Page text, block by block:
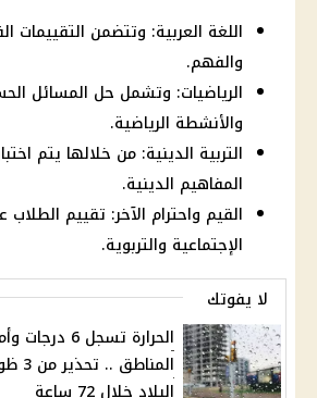
اللغة العربية: وتتضمن التقييمات
والفهم.
الرياضيات: وتشمل حل المسائل
والأنشطة الرياضية.
التربية الدينية: من خلالها يتم
المفاهيم الدينية.
القيم واحترام الآخر: تقييم
الإجتماعية والتربوية.
لا يفوتك
الحرارة تسجل
البلاد خلال 72 ساعة